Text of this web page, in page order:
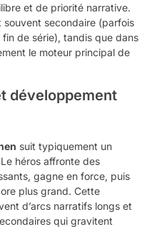
et de priorité narrative.
souvent secondaire (parfois
de série), tandis que dans
le moteur principal de
développement
suit typiquement un
héros affronte des
gagne en force, puis
plus grand. Cette
d’arcs narratifs longs et
qui gravitent